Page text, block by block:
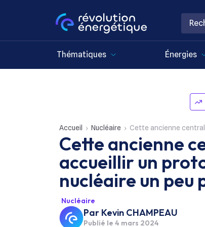
Thématiques Énergies
Accueil Nucléaire Cette ancienne centrale à
Cette ancienne
accueillir un
nucléaire un peu
Nucléaire
Par Kevin CHAMPEAU
Publié le 4 mars 2024